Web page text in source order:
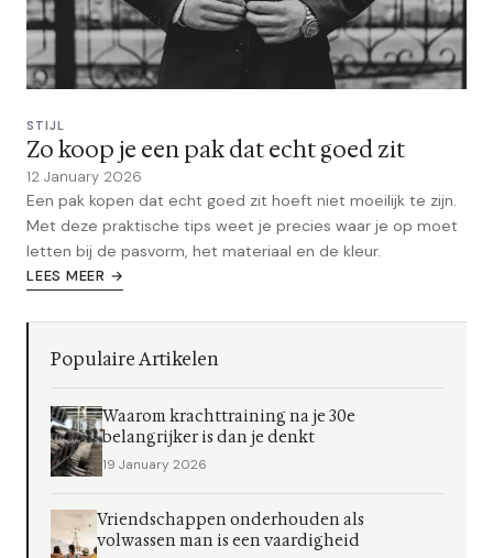
Populaire Artikelen
Waarom krachttraining na je 30e
belangrijker is dan je denkt
19 January 2026
Vriendschappen onderhouden als
volwassen man is een vaardigheid
STIJL
Zo koop je een pak dat echt goed zit
12 January 2026
Een pak kopen dat echt goed zit hoeft niet moeilijk te zijn.
Met deze praktische tips weet je precies waar je op moet
letten bij de pasvorm, het materiaal en de kleur.
LEES MEER →